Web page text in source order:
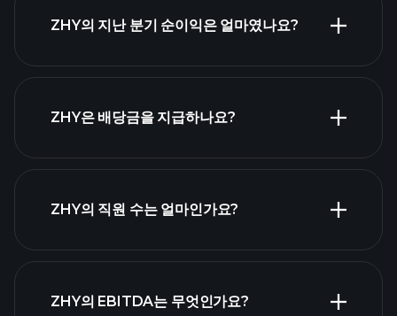
ZHY의 지난 분기 순이익은 얼마였나요?
재무제
ZHY은 배당금을 지급하나요?
ZHY의 직원 수는 얼마인가요?
주 목록
ZHY의 EBITDA는 무엇인가요?